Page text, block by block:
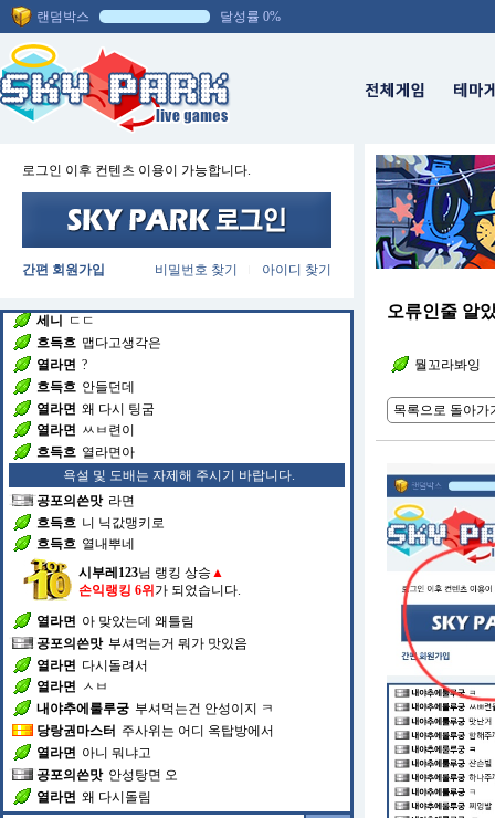
랜덤박스 달성률 0%
로그인 이후 컨텐츠 이용이 가능합니다.
간편 회원가입 아이디 찾기
비밀번호 찾기
공포의쓴맛
세니
매운거
세니 못먹는데
세니 으
내야추에룰루궁 틈새라면 자체가 다 맵지요
흐득흐 난
흐득흐 틈새라면
흐득흐 걍
맵찔이 웁니다
열라면 주사위뭐에요
세니
ㄷㄷ
흐득흐 맵다고생각은
열라면 ?
흐득흐 안들던데
열라면 왜 다시 팅굼
열라면 ㅆㅂ련이
흐득흐 열라면아
욕설 및 도배는 자제해 주시기 바랍니다.
공포의쓴맛 라면
흐득흐 니 닉값맹키로
흐득흐 열내뿌네
시부레123님 랭킹 상승 ▲
손익랭킹 6위 가 되었습니다.
열라면 아 맞았는데 왜틀림
공포의쓴맛 부셔먹는거 뭐가 맛있음
열라면 다시돌려서
열라면 ㅅㅂ
내야추에룰루궁 부셔먹는건 안성이지 ㅋ
당랑권마스터 주사위는 어디 옥탑방에서
열라면 아니 뭐냐고
공포의쓴맛 안성탕면 오
열라면 왜 다시돌림
오류인줄 알
뭘꼬라봐잉
목록으로 돌아가